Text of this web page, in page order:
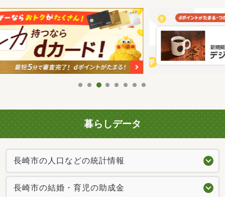
暮らしデータ
長崎市の人口などの統計情報
長崎市の結婚・育児の助成金